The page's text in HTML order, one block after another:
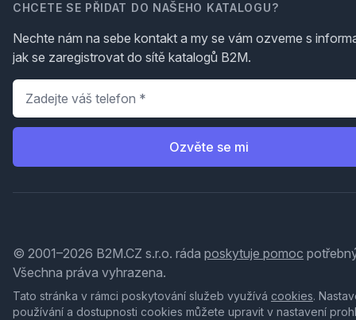
CHCETE SE PŘIDAT DO NAŠEHO KATALOGU?
Nechte nám na sebe kontakt a my se vám ozveme s
jak se zaregistrovat do sítě katalogů B2M.
Telefon
Ozvěte se mi
© 2001–2026 B2M.CZ s.r.o. ráda poskytuje pomoc
Všechna práva vyhrazena.
Tato stránka v rámci poskytování služeb využívá cookies.
používání a dostupnosti cookies můžete upravit v nastavení